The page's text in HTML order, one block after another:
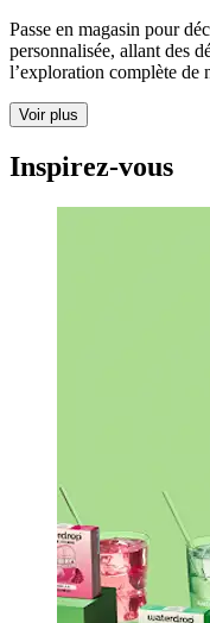
Passe en magasin pour
personnalisée, allant des
l’exploration complète de
Voir plus
Inspirez-vous